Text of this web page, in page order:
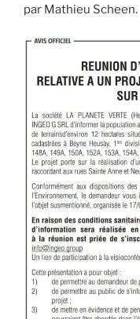
par Mathieu Scheen.